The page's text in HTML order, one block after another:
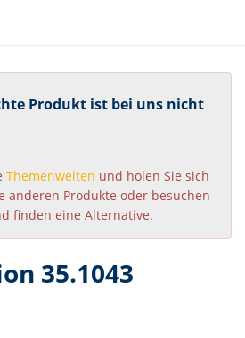
Produkt ist bei uns nicht
Themenwelten und holen Sie sich
anderen Produkte oder besuchen
finden eine Alternative.
35.1043